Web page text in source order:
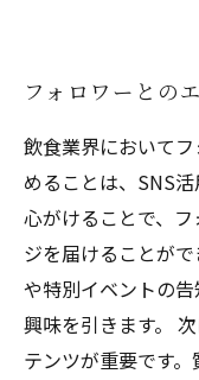
フォロワーとの
飲食業界において
めることは、SNS
心がけることで、
ジを届けることが
や特別イベントの告
興味を引きます。
テンツが重要です